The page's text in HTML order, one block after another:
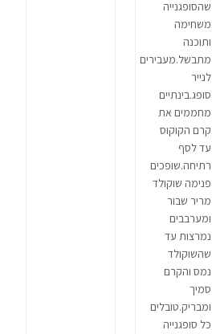
שהסופגנייה
משחימה
ותוכנה
מתבשל.מעבירים
לנייר
סופג.בינתיים
מחממים את
קרם הקוקוס
עד לסף
רתיחה.שופכים
פנימה שוקולד
מריר שבור
ומערבבים
נמרצות עד
שהשוקולד
נמס והקרם
סמיך
ומבריק.טובלים
כל סופגנייה